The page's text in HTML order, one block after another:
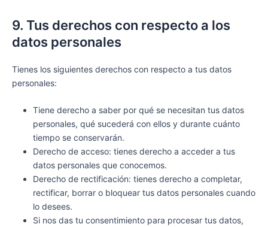
9. Tus derechos con respecto a los
datos personales
Tienes los siguientes derechos con respecto a tus datos
personales:
Tiene derecho a saber por qué se necesitan tus datos
personales, qué sucederá con ellos y durante cuánto
tiempo se conservarán.
Derecho de acceso: tienes derecho a acceder a tus
datos personales que conocemos.
Derecho de rectificación: tienes derecho a completar,
rectificar, borrar o bloquear tus datos personales cuando
lo desees.
Si nos das tu consentimiento para procesar tus datos,